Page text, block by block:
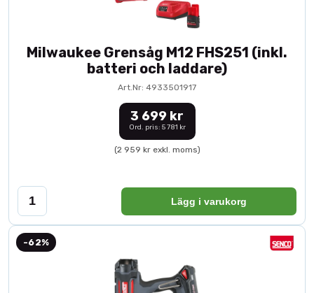
Milwaukee Grensåg M12 FHS251 (inkl.
batteri och laddare)
Art.Nr: 4933501917
3 699 kr
Ord. pris: 5 781 kr
(2 959 kr exkl. moms)
Lägg i varukorg
-62%